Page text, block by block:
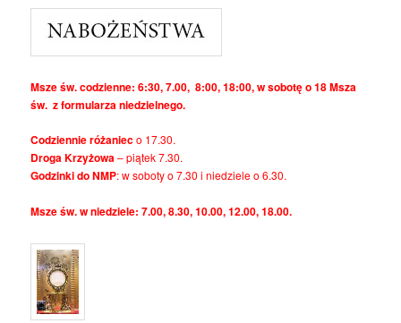
Msze św. codzienne: 6:30, 7.00, 8:00, 18:00, w sobotę o 18 Msza
św. z formularza niedzielnego.
Codziennie różanieco 17.30.
Droga Krzyżowa– piątek 7.30.
Godzinki do NMP: w soboty o 7.30 i niedziele o 6.30.
Msze św. w niedziele: 7.00, 8.30, 10.00, 12.00, 18.00.